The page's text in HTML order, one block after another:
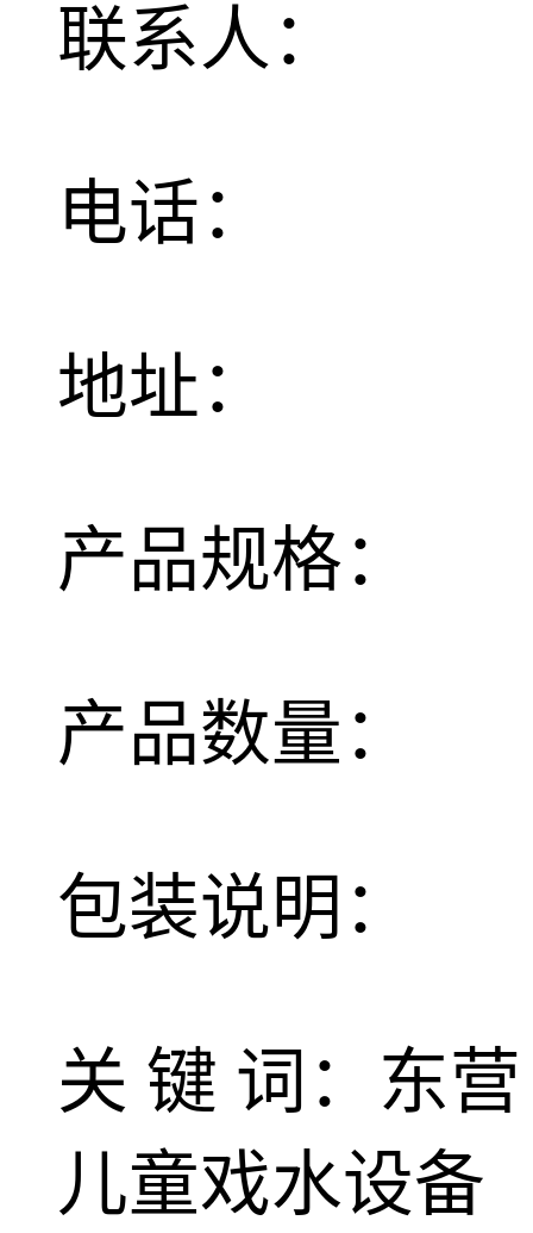
联系人：
电话：
地址：
产品规格：
产品数量：
包装说明：
关 键 词：东营
儿童戏水设备